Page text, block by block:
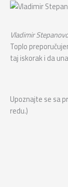
Vladimir Stepanov
Toplo
taj iskorak i da
Upoznajte se sa
redu.)